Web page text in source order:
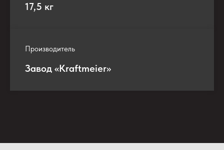
17,5 кг
Производитель
Завод «Kraftmeier»